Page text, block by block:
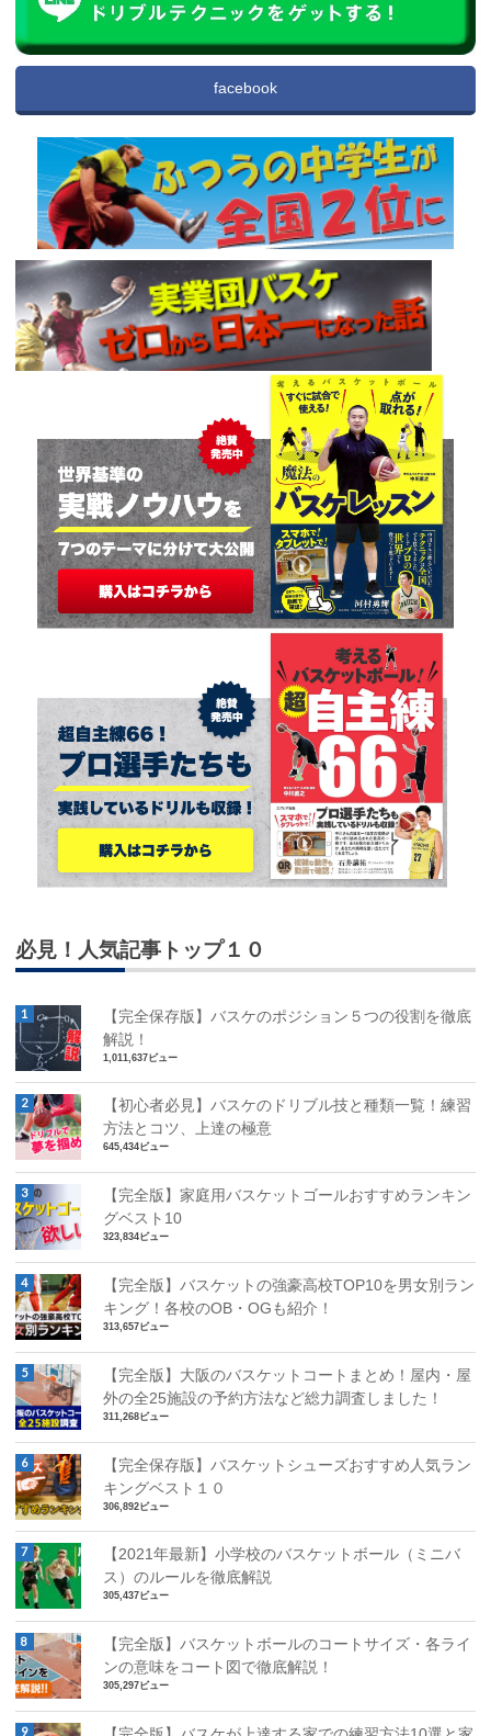
facebook
必見！人気記事トップ１０
【完全保存版】バスケのポジション５つの役割を徹底
解説！
1,011,637ビュー
【初心者必見】バスケのドリブル技と種類一覧！練習
方法とコツ、上達の極意
645,434ビュー
【完全版】家庭用バスケットゴールおすすめランキン
グベスト10
323,834ビュー
【完全版】バスケットの強豪高校TOP10を男女別ラン
キング！各校のOB・OGも紹介！
313,657ビュー
【完全版】大阪のバスケットコートまとめ！屋内・屋
外の全25施設の予約方法など総力調査しました！
311,268ビュー
【完全保存版】バスケットシューズおすすめ人気ラン
キングベスト１０
306,892ビュー
【2021年最新】小学校のバスケットボール（ミニバ
ス）のルールを徹底解説
305,437ビュー
【完全版】バスケットボールのコートサイズ・各ライ
ンの意味をコート図で徹底解説！
305,297ビュー